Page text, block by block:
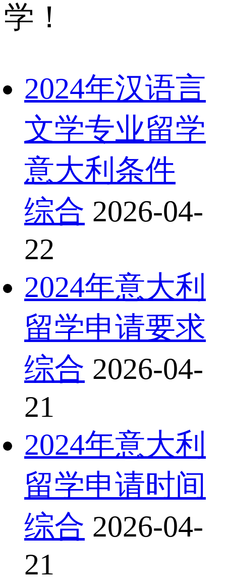
学！
2024年汉语言
文学专业留学
意大利条件
综合 2026-04-
22
2024年意大利
留学申请要求
综合 2026-04-
21
2024年意大利
留学申请时间
综合 2026-04-
21